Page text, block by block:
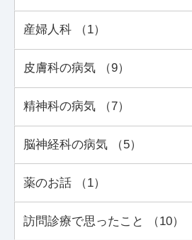
産婦人科 （1）
皮膚科の病気 （9）
精神科の病気 （7）
脳神経科の病気 （5）
薬のお話 （1）
訪問診療で思ったこと （10）